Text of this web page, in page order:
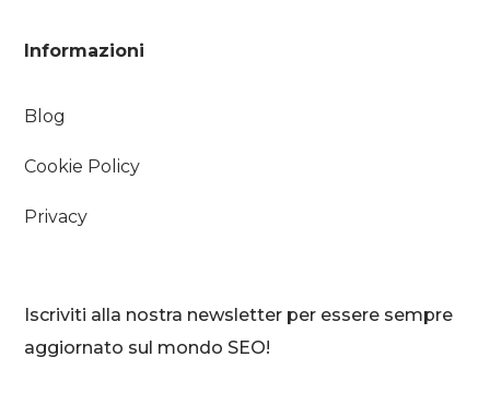
Informazioni
Blog
Cookie Policy
Privacy
Iscriviti alla nostra newsletter per essere sempre
aggiornato sul mondo SEO!